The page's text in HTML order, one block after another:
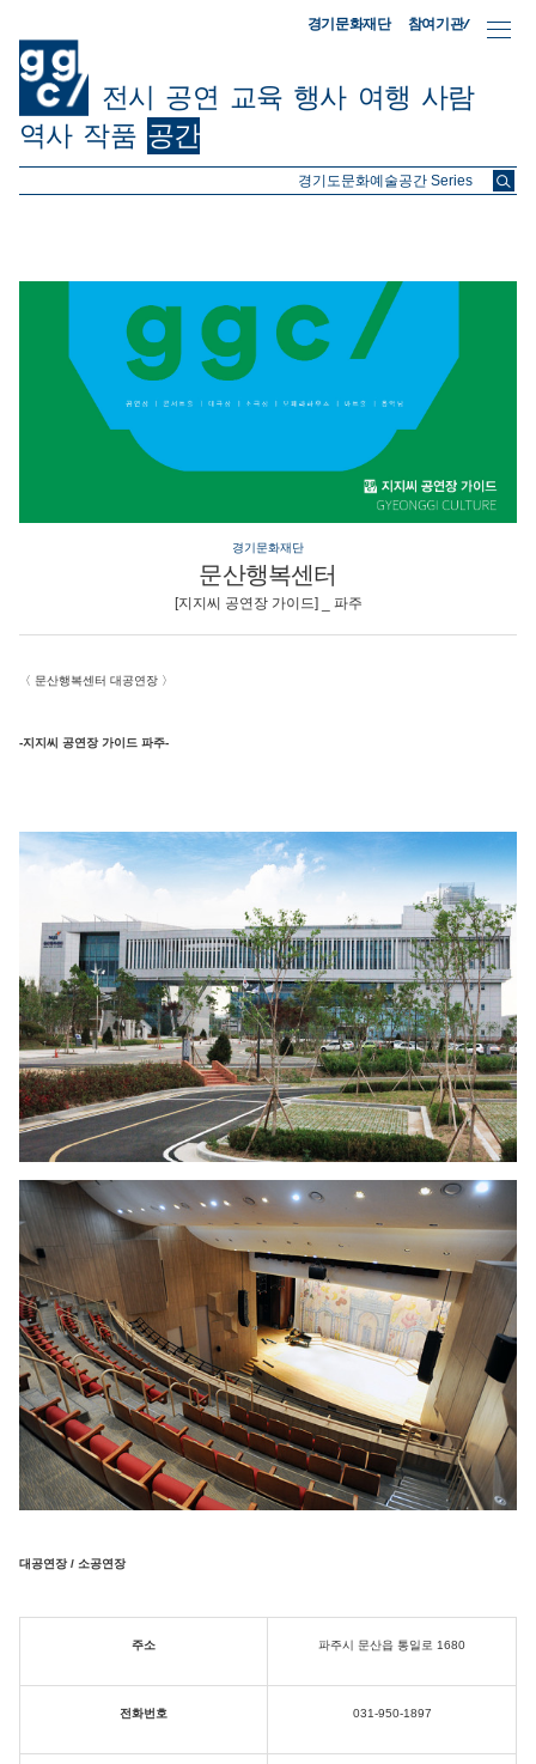
경기문화재단 참여기관/
전시 공연 교육 행사 여행 사람
역사 작품 공간
ggc/
경기문화재단
문산행복센터
[지지씨 공연장 가이드] _ 파주
〈 문산행복센터 대공연장 〉
-지지씨 공연장 가이드 파주-
대공연장 / 소공연장
주소 파주시 문산읍 통일로 1680
전화번호 031-950-1897